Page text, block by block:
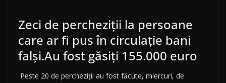
Zeci de percheziţii la persoane
care ar fi pus în circulaţie bani
falşi.Au fost găsiţi 155.000 euro
Peste 20 de percheziţii au fost făcute, miercuri, de